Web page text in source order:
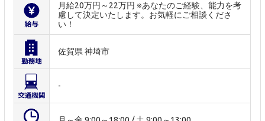
月給20万円～22万円 ※あなたのご経験、能力を考
慮して決定いたします。お気軽にご相談くださ
い！
佐賀県 神埼市
-